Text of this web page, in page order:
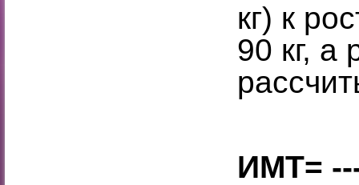
кг) к
90 кг, а
ИМТ=